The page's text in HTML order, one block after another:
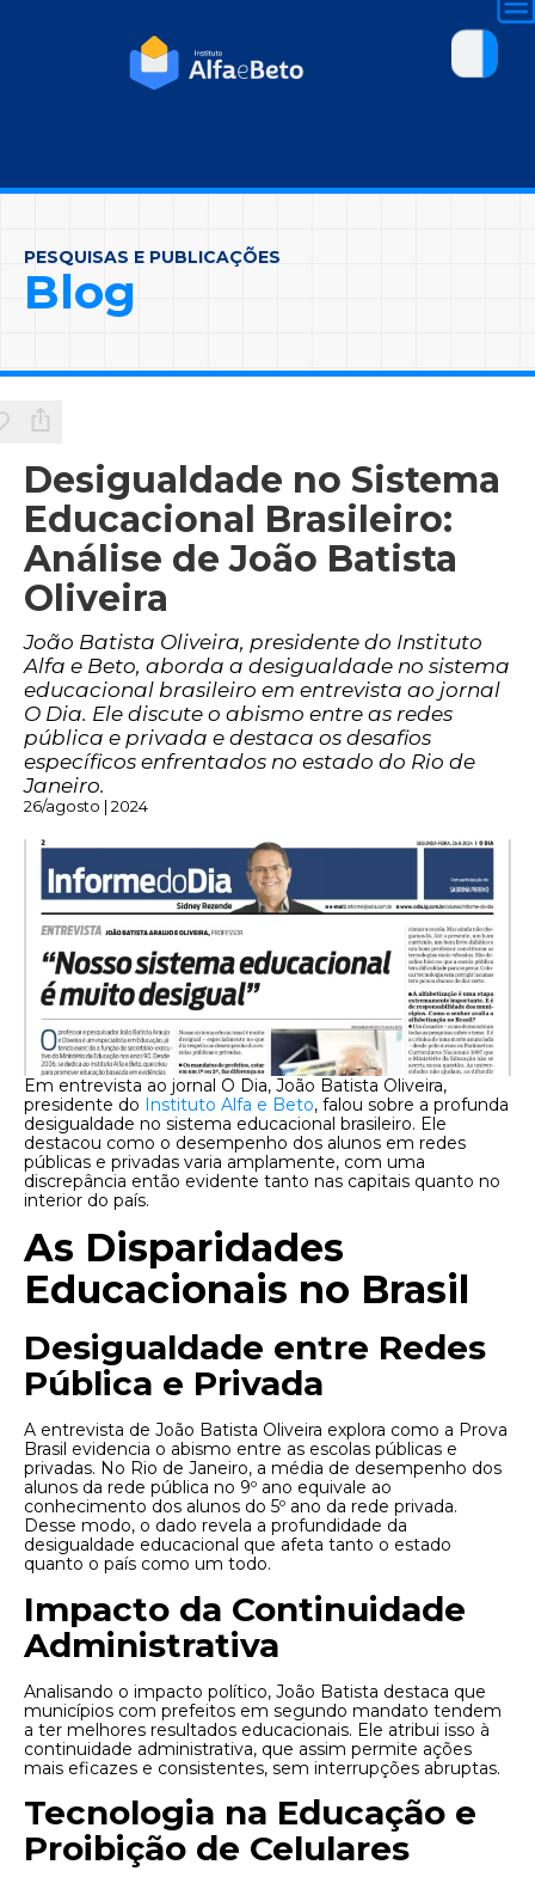
PESQUISAS E PUBLICAÇÕES
Blog
Desigualdade no Sistema
Educacional Brasileiro:
Análise de João Batista
Oliveira
João Batista Oliveira, presidente do Instituto
Alfa e Beto, aborda a desigualdade no sistema
educacional brasileiro em entrevista ao jornal
O Dia. Ele discute o abismo entre as redes
pública e privada e destaca os desafios
específicos enfrentados no estado do Rio de
Janeiro.
26/agosto | 2024
Em entrevista ao jornal O Dia, João Batista Oliveira,
presidente do Instituto Alfa e Beto, falou sobre a profunda
desigualdade no sistema educacional brasileiro. Ele
destacou como o desempenho dos alunos em redes
públicas e privadas varia amplamente, com uma
discrepância então evidente tanto nas capitais quanto no
interior do país.
As Disparidades
Educacionais no Brasil
Desigualdade entre Redes
Pública e Privada
A entrevista de João Batista Oliveira explora como a Prova
Brasil evidencia o abismo entre as escolas públicas e
privadas. No Rio de Janeiro, a média de desempenho dos
alunos da rede pública no 9º ano equivale ao
conhecimento dos alunos do 5º ano da rede privada.
Desse modo, o dado revela a profundidade da
desigualdade educacional que afeta tanto o estado
quanto o país como um todo.
Impacto da Continuidade
Administrativa
Analisando o impacto político, João Batista destaca que
municípios com prefeitos em segundo mandato tendem
a ter melhores resultados educacionais. Ele atribui isso à
continuidade administrativa, que assim permite ações
mais eficazes e consistentes, sem interrupções abruptas.
Tecnologia na Educação e
Proibição de Celulares